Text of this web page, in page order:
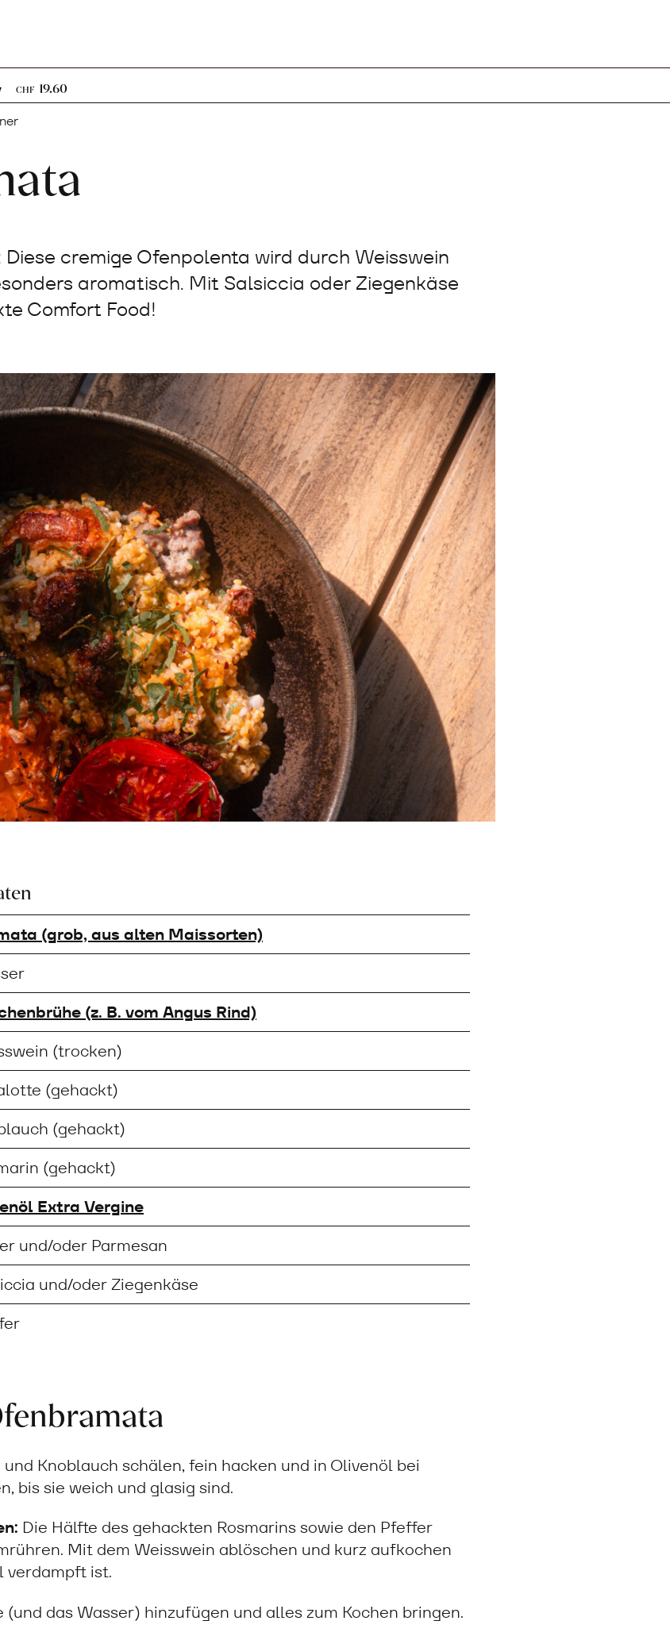
CHF 19.601 Artikel im Warenkorb
cremige Ofenpolenta wird durch Weisswein
aromatisch. Mit Salsiccia oder Ziegenkäse
Comfort Food!
(grob, aus alten Maissorten)
(z. B. vom Angus Rind)
(trocken)
(gehackt)
(gehackt)
(gehackt)
Extra Vergine
und/oder Parmesan
und/oder Ziegenkäse
Knoblauch schälen, fein hacken und in Olivenöl bei
bis sie weich und glasig sind.
Die Hälfte des gehackten Rosmarins sowie den Pfeffer
Mit dem Weisswein ablöschen und kurz aufkochen
verdampft ist.
(und das Wasser) hinzufügen und alles zum Kochen bringen.